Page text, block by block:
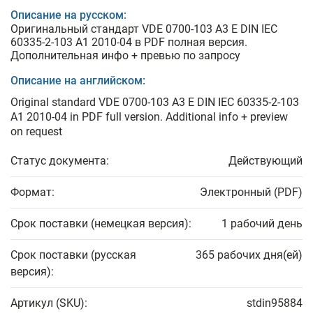
Описание на русском:
Оригинальный стандарт VDE 0700-103 A3 E DIN IEC
60335-2-103 A1 2010-04 в PDF полная версия.
Дополнительная инфо + превью по запросу
Описание на английском:
Original standard VDE 0700-103 A3 E DIN IEC 60335-2-103
A1 2010-04 in PDF full version. Additional info + preview
on request
Статус документа: Действующий
Формат: Электронный (PDF)
Срок поставки (немецкая версия): 1 рабочий день
Срок поставки (русская
версия):
365 рабочих дня(ей)
Артикул (SKU): stdin95884